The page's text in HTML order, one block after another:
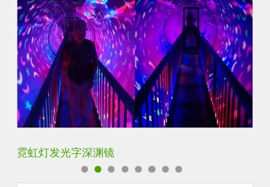
光字深渊镜